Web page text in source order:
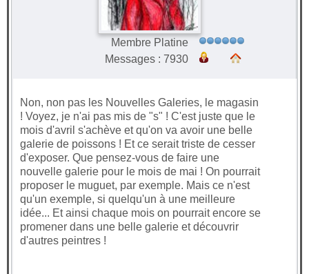
Membre Platine
Messages : 7930
Non, non pas les Nouvelles Galeries, le magasin
! Voyez, je n'ai pas mis de "s" ! C'est juste que le
mois d'avril s'achève et qu'on va avoir une belle
galerie de poissons ! Et ce serait triste de cesser
d'exposer. Que pensez-vous de faire une
nouvelle galerie pour le mois de mai ! On pourrait
proposer le muguet, par exemple. Mais ce n'est
qu'un exemple, si quelqu'un à une meilleure
idée... Et ainsi chaque mois on pourrait encore se
promener dans une belle galerie et découvrir
d'autres peintres !